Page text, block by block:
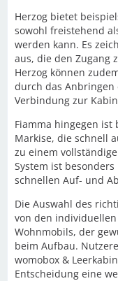
Herzog bietet
sowohl freistehend
werden kann. Es
aus, die den Zugang
Herzog können
durch das
Verbindung zur
Fiamma hingegen ist
Markise, die schnell
zu einem
System ist
schnellen Auf- und
Die Auswahl des
von den
Wohnmobils, der
beim Aufbau.
womobox &
Entscheidung eine